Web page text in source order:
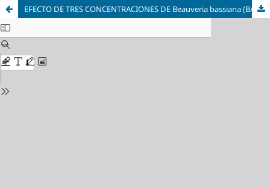
EFECTO DE TRES CONCENTRACIONES DE Beauveria bassiana (BALSAMO) VUILLEMIN SOBRE EL DESARROLLO DE LARVAS DE Stegasta sp. (CHAMBERS), EN CONDICIONES DE LABORATORIO